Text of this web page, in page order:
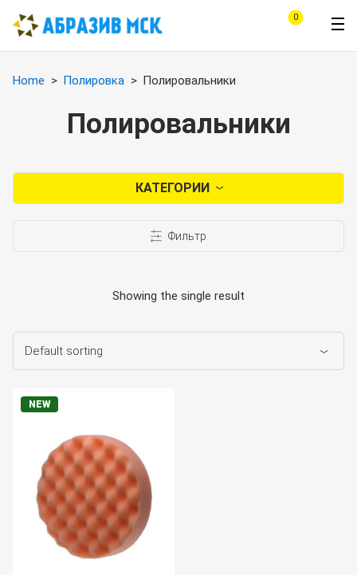
0
Home Полировка Полировальники
Полировальники
КАТЕГОРИИ
Фильтр
Showing the single result
NEW